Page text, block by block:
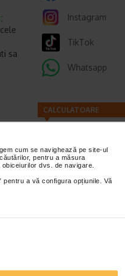
cum se navighează pe site-ul
pentru a măsura
dvs. de navigare.
pentru a vă configura opțiunile. Vă
sa
3
Instagram
TikTok
Whatsapp
CALCULATOARE
Calculator
Calculator